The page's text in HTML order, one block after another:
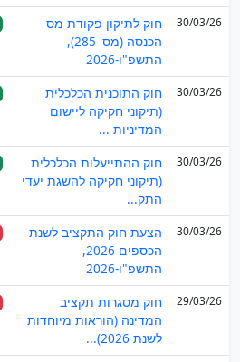
30/03/26
חוק לתיקון פקודת מס
הכנסה (מס' 285),
התשפ"ו-2026
30/03/26
חוק התוכנית הכלכלית
(תיקוני חקיקה ליישום
המדיניות ...
30/03/26
חוק ההתייעלות הכלכלית
(תיקוני חקיקה להשגת יעדי
התק...
30/03/26
הצעת חוק התקציב לשנת
הכספים 2026,
התשפ"ו-2026
29/03/26
חוק מסגרות תקציב
המדינה (הוראות מיוחדות
לשנת 2026)...